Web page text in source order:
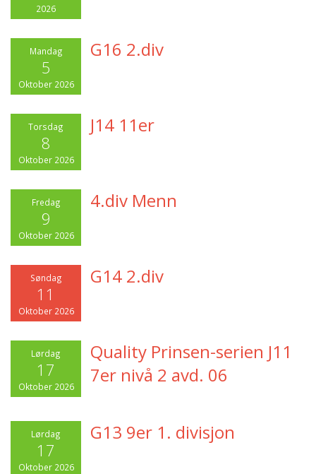
2026
Mandag
5
Oktober 2026
G16 2.div
Torsdag
8
Oktober 2026
J14 11er
Fredag
9
Oktober 2026
4.div Menn
Søndag
11
Oktober 2026
G14 2.div
Lørdag
17
Oktober 2026
Quality Prinsen-serien J11
7er nivå 2 avd. 06
Lørdag
17
Oktober 2026
G13 9er 1. divisjon